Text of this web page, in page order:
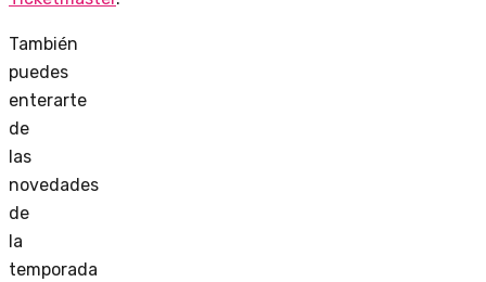
También
puedes
enterarte
de
las
novedades
de
la
temporada